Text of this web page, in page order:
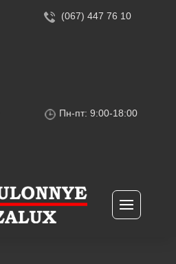
(067) 447 76 10
Пн-пт: 9:00-18:00